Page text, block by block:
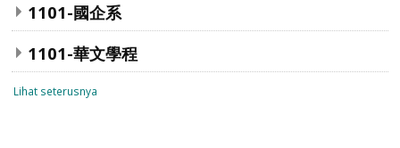
1101-國企系
1101-華文學程
Lihat seterusnya